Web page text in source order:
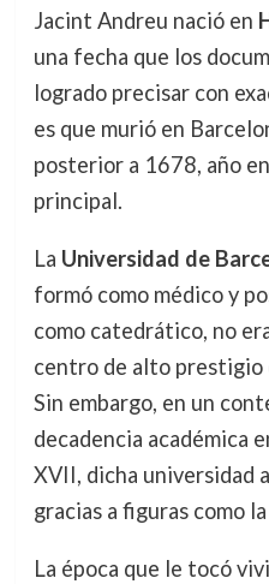
Jacint Andreu nació en
una fecha que los
logrado precisar con
es que murió en
posterior a 1678, año
principal.
La Universidad de
formó como médico y
como catedrático, no
centro de alto prestigio
Sin embargo, en un
decadencia académica
XVII, dicha universidad
gracias a figuras como la
La época que le tocó